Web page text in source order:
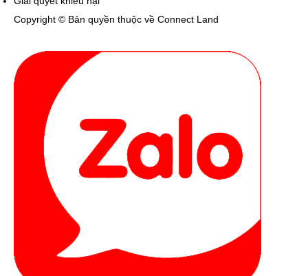
Copyright © Bản quyền thuộc về Connect Land